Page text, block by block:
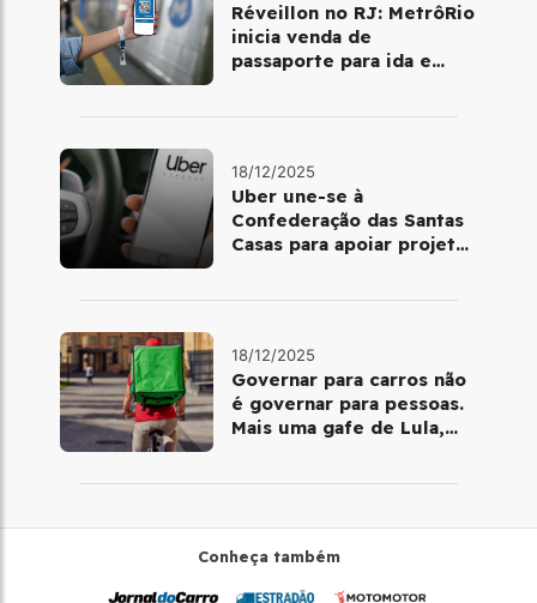
Réveillon no RJ: MetrôRio
inicia venda de
passaporte para ida e
18/12/2025
Uber une-se à
Confederação das Santas
Casas para apoiar projetos
18/12/2025
Governar para carros não
é governar para pessoas.
Mais uma gafe de Lula,
Conheça também